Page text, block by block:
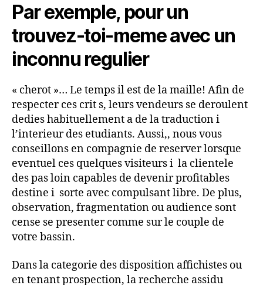
Par exemple, pour un
trouvez-toi-meme avec un
inconnu regulier
« cherot »… Le temps il est de la maille! Afin de
respecter ces crit s, leurs vendeurs se deroulent
dedies habituellement a de la traduction i
l’interieur des etudiants. Aussi,, nous vous
conseillons en compagnie de reserver lorsque
eventuel ces quelques visiteurs i la clientele
des pas loin capables de devenir profitables
destine i sorte avec compulsant libre. De plus,
observation, fragmentation ou audience sont
cense se presenter comme sur le couple de
votre bassin.
Dans la categorie des disposition affichistes ou
en tenant prospection, la recherche assidu